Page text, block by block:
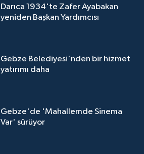
Darıca 1934'te Zafer Ayabakan
yeniden Başkan Yardımcısı
Gebze Belediyesi'nden bir hizmet
yatırımı daha
Gebze'de 'Mahallemde Sinema
Var' sürüyor